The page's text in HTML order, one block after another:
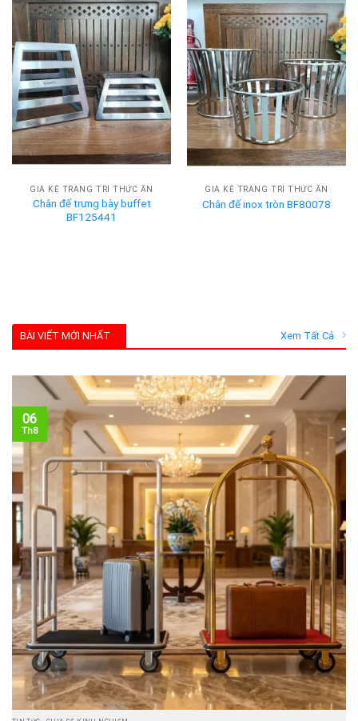
GIÁ KỆ TRANG TRÍ THỨC ĂN
Chân đế trưng bày buffet
BF125441
GIÁ KỆ TRANG TRÍ THỨC ĂN
Chân đế inox tròn BF80078
BÀI VIẾT MỚI NHẤT Xem Tất Cả
06
Th8